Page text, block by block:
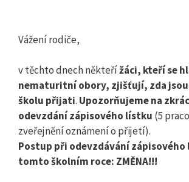
Vážení rodiče,
v těchto dnech někteřížáci, kteří se
nematuritní obory, zjišťují, zda jsou
školu přijati. Upozorňujeme na
odevzdání zápisového lístku (5
zveřejnění oznámení o přijetí).
Postup při odevzdávání
tomto školním roce: ZMĚNA!!!